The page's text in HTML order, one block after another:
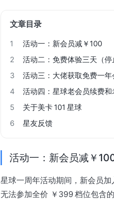
文章目录
1
活动一：新会员减￥100
2
活动二：免费体验三天（停
3
活动三：大佬获取免费一年
4
活动四：星球老会员续费和
5
关于美卡 101 星球
6
星友反馈
活动一：新会员减￥
星球一周年活动期间，新会员
无法参加全价 ￥399 档位包含